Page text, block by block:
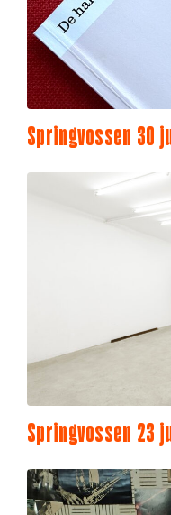
Springvossen 30
Springvossen 23